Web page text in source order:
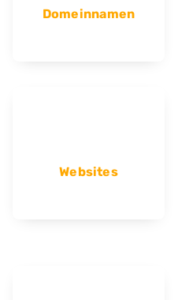
Domeinnamen
Websites